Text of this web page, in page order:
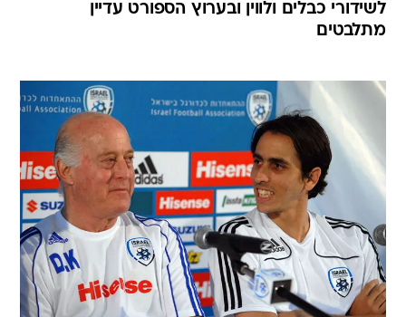
לשידורי כבלים ולווין ובערוץ הספורט עדיין
מתלבטים